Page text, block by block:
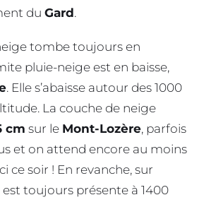
du Gard.
tombe toujours en
pluie-neige est en baisse,
. Elle s’abaisse autour des 1000
La couche de neige
cm sur le Mont-Lozère, parfois
et on attend encore au moins
ce soir ! En revanche, sur
est toujours présente à 1400